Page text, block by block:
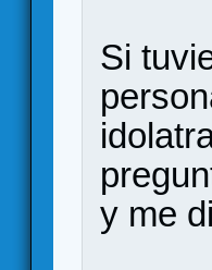
Si
y me